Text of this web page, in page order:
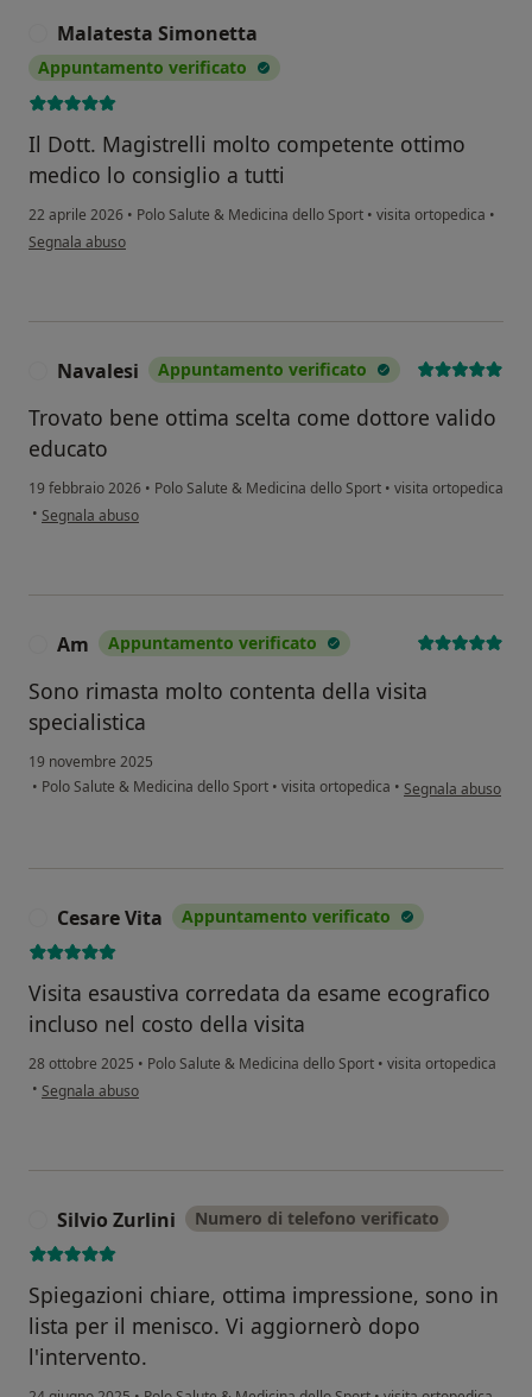
Malatesta Simonetta
Appuntamento verificato
Il Dott. Magistrelli molto competente ottimo
medico lo consiglio a tutti
22 aprile 2026 • Polo Salute & Medicina dello Sport • visita ortopedica •
secondo l'opinione dell'utente Malatesta Simonetta
Segnala abuso
Navalesi Appuntamento verificato
Trovato bene ottima scelta come dottore valido
educato
19 febbraio 2026 • Polo Salute & Medicina dello Sport • visita ortopedica
• secondo l'opinione dell'utente Navalesi
Segnala abuso
Am Appuntamento verificato
Sono rimasta molto contenta della visita
specialistica
19 novembre 2025
• Polo Salute & Medicina dello Sport • visita ortopedica • secondo
Segnala abuso
Cesare Vita Appuntamento verificato
Visita esaustiva corredata da esame ecografico
incluso nel costo della visita
28 ottobre 2025 • Polo Salute & Medicina dello Sport • visita ortopedica
• secondo l'opinione dell'utente Cesare Vita
Segnala abuso
Silvio Zurlini Numero di telefono verificato
Spiegazioni chiare, ottima impressione, sono in
lista per il menisco. Vi aggiornerò dopo
l'intervento.